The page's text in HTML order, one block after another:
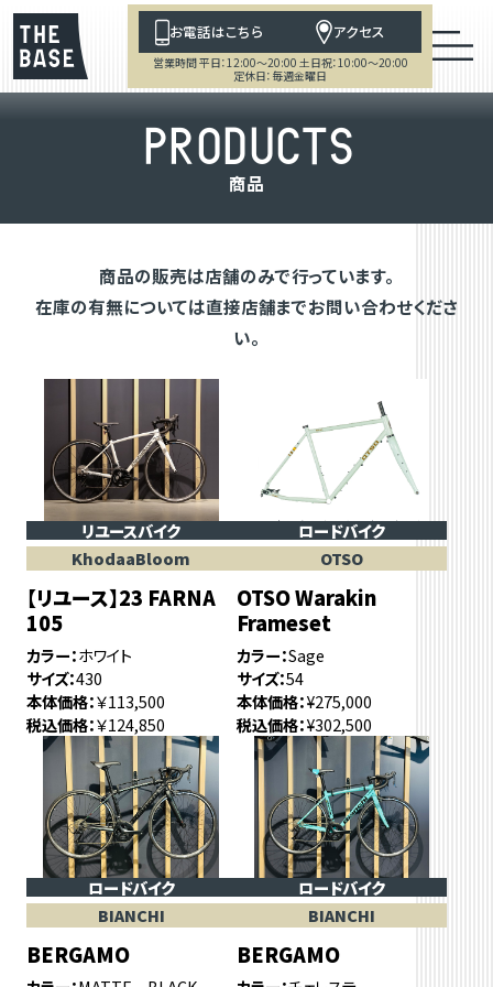
お電話はこちら アクセス
営業時間 平日：12:00～20:00 土日祝：10:00～20:00
定休日：毎週金曜日
PRODUCTS
商品
商品の販売は店舗のみで行っています。
在庫の有無については直接店舗までお問い合わせくださ
い。
リユースバイク
KhodaaBloom
【リユース】23 FARNA
105
カラー ホワイト
サイズ 430
本体価格 ￥113,500
税込価格 ￥124,850
ロードバイク
OTSO
OTSO Warakin
Frameset
カラー Sage
サイズ 54
本体価格 ¥275,000
税込価格 ¥302,500
ロードバイク
BIANCHI
BERGAMO
ロードバイク
BIANCHI
BERGAMO